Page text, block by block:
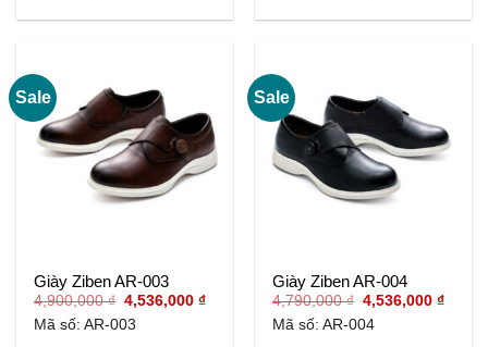
Sale
Giày Ziben AR-003
4,900,000₫ Giá
là:
4,536,000₫Giá
Mã số: AR-003
Sale
Giày Ziben AR-004
4,790,000₫ Giá
là:
4,536,000₫Giá
Mã số: AR-004